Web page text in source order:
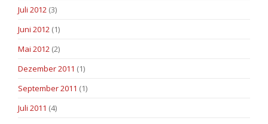
Juli 2012 (3)
Juni 2012 (1)
Mai 2012 (2)
Dezember 2011 (1)
September 2011 (1)
Juli 2011 (4)